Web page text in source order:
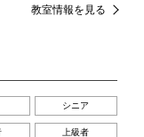
教室情報を見る
シニア
上級者